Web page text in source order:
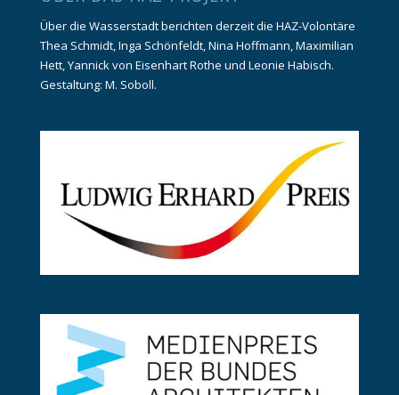
Über die Wasserstadt berichten derzeit die HAZ-Volontäre
Thea Schmidt, Inga Schönfeldt, Nina Hoffmann, Maximilian
Hett, Yannick von Eisenhart Rothe und Leonie Habisch.
Gestaltung: M. Soboll.